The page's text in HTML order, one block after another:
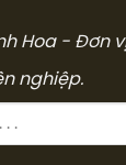
Hoa - Đơn
nghiệp.